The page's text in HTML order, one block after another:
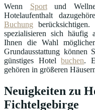
Wenn Sportund
Hotelaufenthalt
Buchung
spezialisieren sich häufig
Ihnen die Wahl
Grundausstattung können
günstiges Hotelbuchen.
gehören in größeren
Neuigkeiten zu
Fichtelgebirge